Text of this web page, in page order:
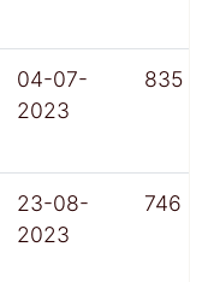
04-07-
2023
835
23-08-
2023
746